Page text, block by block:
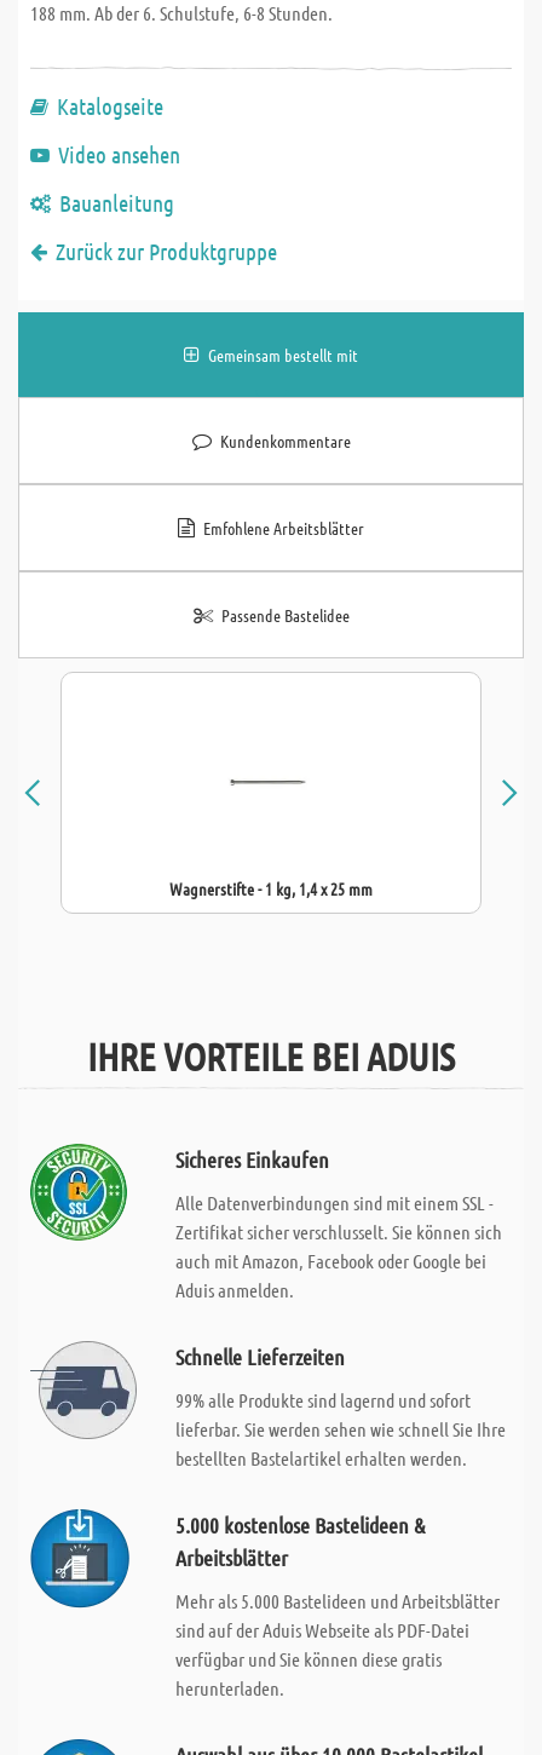
188 mm. Ab der 6. Schulstufe, 6-8 Stunden.
Katalogseite
Video ansehen
Bauanleitung
Zurück zur Produktgruppe
Gemeinsam bestellt mit
Kundenkommentare
Emfohlene Arbeitsblätter
Passende Bastelidee
Wagnerstifte - 1 kg, 1,4 x 25 mm
IHRE VORTEILE BEI ADUIS
Sicheres Einkaufen
Alle Datenverbindungen sind mit einem SSL -
Zertifikat sicher verschlusselt. Sie können sich
auch mit Amazon, Facebook oder Google bei
Aduis anmelden.
Schnelle Lieferzeiten
99% alle Produkte sind lagernd und sofort
lieferbar. Sie werden sehen wie schnell Sie Ihre
bestellten Bastelartikel erhalten werden.
5.000 kostenlose Bastelideen &
Arbeitsblätter
Mehr als 5.000 Bastelideen und Arbeitsblätter
sind auf der Aduis Webseite als PDF-Datei
verfügbar und Sie können diese gratis
herunterladen.